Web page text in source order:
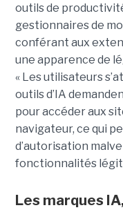
outils de
gestionnaires de
conférant aux
une apparence de
« Les utilisateurs
outils d’IA
pour accéder aux
navigateur, ce qui
d’autorisation
fonctionnalités
Les marques